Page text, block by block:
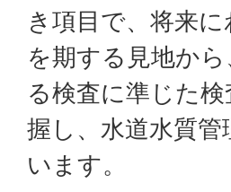
き項目で、将来
を期する見地か
る検査に準じた
握し、水道水質
います。